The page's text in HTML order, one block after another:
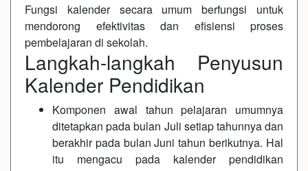
Fungsi kalender secara umum berfungsi untuk
mendorong efektivitas dan efisiensi proses
pembelajaran di sekolah.
Langkah-langkah Penyusun
Kalender Pendidikan
Komponen awal tahun pelajaran umumnya
ditetapkan pada bulan Juli setiap tahunnya dan
berakhir pada bulan Juni tahun berikutnya. Hal
itu mengacu pada kalender pendidikan